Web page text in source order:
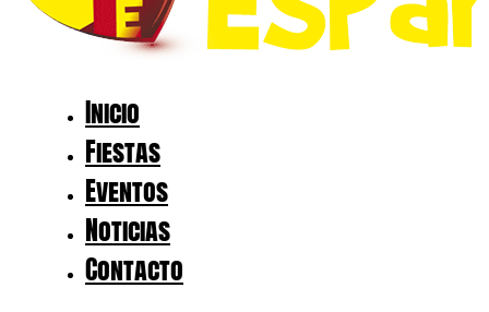
Inicio
Fiestas
Eventos
Noticias
Contacto